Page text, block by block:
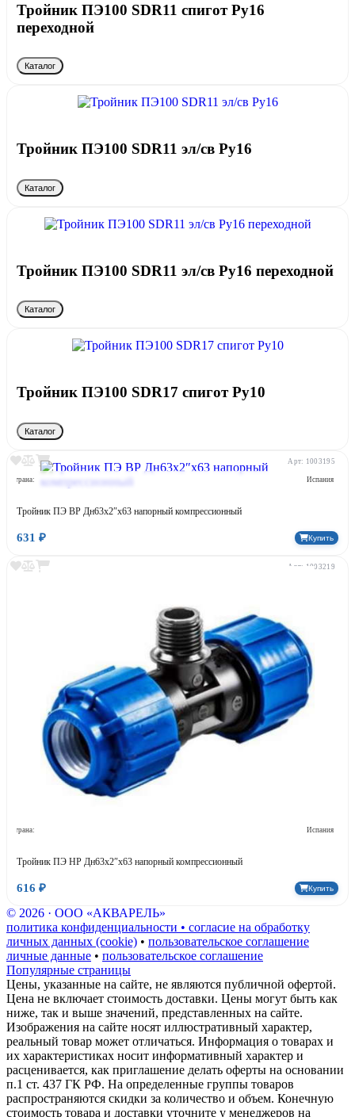
Тройник ПЭ100 SDR11 спигот Ру16
переходной
Каталог
Тройник ПЭ100 SDR11 эл/св Ру16
Каталог
Тройник ПЭ100 SDR11 эл/св Ру16 переходной
Каталог
Тройник ПЭ100 SDR17 спигот Ру10
Каталог
Арт: 1003195
Страна: Испания
Тройник ПЭ ВР Дн63х2″х63 напорный компрессионный
631 ₽ Купить
Арт: 1003219
Страна: Испания
Тройник ПЭ НР Дн63х2″х63 напорный компрессионный
616 ₽ Купить
© 2026 · ООО «АКВАРЕЛЬ»
политика конфиденциальности • согласие на обработку
личных данных (cookie) • пользовательское соглашение
личные данные • пользовательское соглашение
Популярные страницы
Цены, указанные на сайте, не являются публичной офертой.
Цена не включает стоимость доставки. Цены могут быть как
ниже, так и выше значений, представленных на сайте.
Изображения на сайте носят иллюстративный характер,
реальный товар может отличаться. Информация о товарах и
их характеристиках носит информативный характер и
расценивается, как приглашение делать оферты на основании
п.1 ст. 437 ГК РФ. На определенные группы товаров
распространяются скидки за количество и объем. Конечную
стоимость товара и доставки уточните у менеджеров на